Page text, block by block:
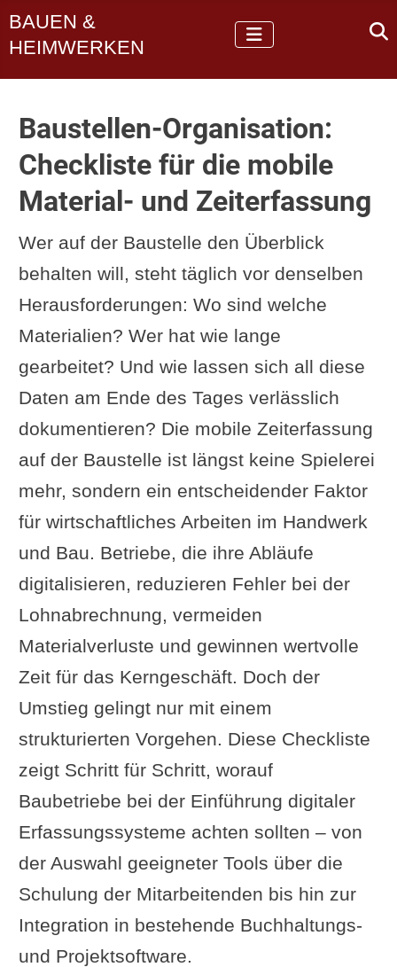
BAUEN &
HEIMWERKEN
Baustellen-Organisation:
Checkliste für die mobile
Material- und Zeiterfassung
Wer auf der Baustelle den Überblick
behalten will, steht täglich vor denselben
Herausforderungen: Wo sind welche
Materialien? Wer hat wie lange
gearbeitet? Und wie lassen sich all diese
Daten am Ende des Tages verlässlich
dokumentieren? Die mobile Zeiterfassung
auf der Baustelle ist längst keine Spielerei
mehr, sondern ein entscheidender Faktor
für wirtschaftliches Arbeiten im Handwerk
und Bau. Betriebe, die ihre Abläufe
digitalisieren, reduzieren Fehler bei der
Lohnabrechnung, vermeiden
Materialverluste und gewinnen wertvolle
Zeit für das Kerngeschäft. Doch der
Umstieg gelingt nur mit einem
strukturierten Vorgehen. Diese Checkliste
zeigt Schritt für Schritt, worauf
Baubetriebe bei der Einführung digitaler
Erfassungssysteme achten sollten – von
der Auswahl geeigneter Tools über die
Schulung der Mitarbeitenden bis hin zur
Integration in bestehende Buchhaltungs-
und Projektsoftware.